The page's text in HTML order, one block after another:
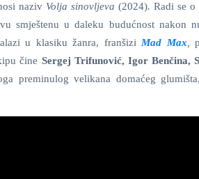
naziv Volja sinovljeva(2024).Radi se
smještenu u daleku budućnost nakon
u klasiku žanra, franšiziMad Max,
čine Sergej Trifunović, Igor Benčina,
preminulog velikana domaćeg